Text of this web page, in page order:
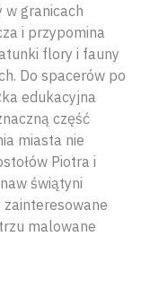
w granicach
i przypomina
flory i fauny
Do spacerów po
edukacyjna
część
miasta nie
Piotra i
świątyni
zainteresowane
malowane